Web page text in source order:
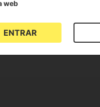
o trasplantar dejando
tapizante o de rocalla
sobre contiene25g de
web
ENTRAR